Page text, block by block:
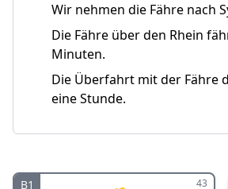
Wir nehmen die Fähre nach
Die Fähre über den Rhein
Minuten.
Die Überfahrt mit der Fähre
eine Stunde.
B1 43